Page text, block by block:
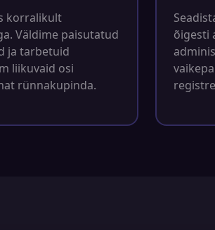
korralikult
Väldime paisutatud
ja tarbetuid
liikuvaid osi
rünnakupinda.
õigesti